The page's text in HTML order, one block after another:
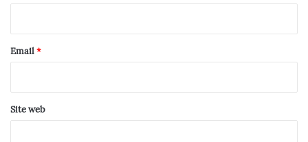
*
Email*
Site web